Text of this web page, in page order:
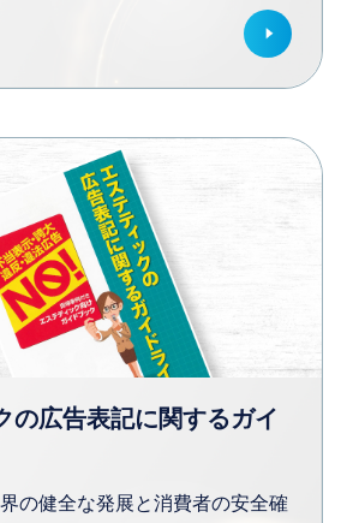
の広告表記に関するガイ
の健全な発展と消費者の安全確